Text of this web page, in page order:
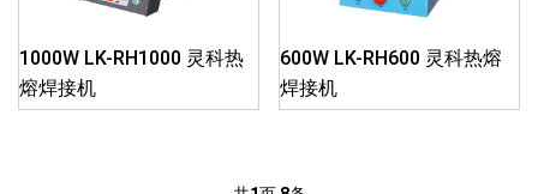
1000W LK-RH1000 灵科热
熔焊接机
600W LK-RH600 灵科热熔
焊接机